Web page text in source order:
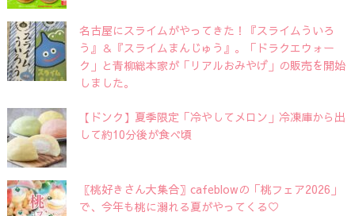
名古屋にスライムがやってきた！『スライムういろ
う』＆『スライムまんじゅう』。「ドラクエウォー
ク」と青柳総本家が「リアルおみやげ」の販売を開始
しました。
【ドンク】夏季限定「冷やしてメロン」冷凍庫から出
して約10分後が食べ頃
〖桃好きさん大集合〗cafeblowの「桃フェア2026」
で、今年も桃に溺れる夏がやってくる♡